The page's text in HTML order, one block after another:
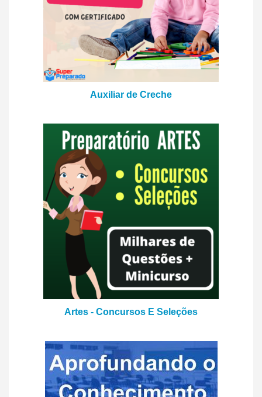
Auxiliar de Creche
Artes - Concursos E Seleções